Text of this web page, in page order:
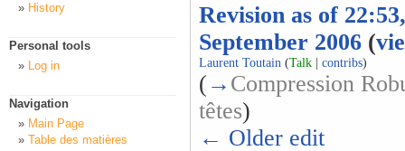
Revision as of
September 2006 (
Laurent Toutain (Talk contribs)
( → Compression
têtes)
← Older edit
History
Personal tools
Log in
Navigation
Main Page
Table des matières